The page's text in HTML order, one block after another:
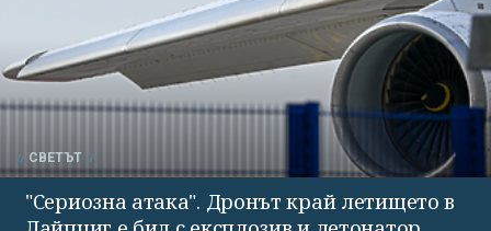
СВЕТЪТ
"Сериозна атака". Дронът край летището в